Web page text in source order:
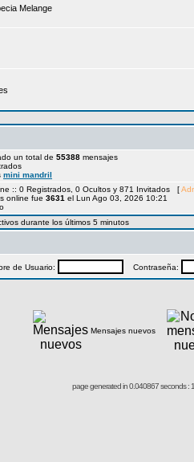
Melange
un total de 55388 mensajes
mini mandril
:: 0 Registrados, 0 Ocultos y 871 Invitados [
online fue 3631 el Lun Ago 03, 2026 10:21
durante los últimos 5 minutos
de Usuario: Contraseña:
Mensajes nuevos
page generated in 0.040867 seconds :